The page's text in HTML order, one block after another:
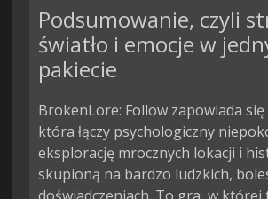
Podsumowanie, czyli
światło i emocje w
pakiecie
BrokenLore: Follow zapowiada
która łączy psychologiczny
eksplorację mrocznych lokacji i
skupioną na bardzo ludzkich,